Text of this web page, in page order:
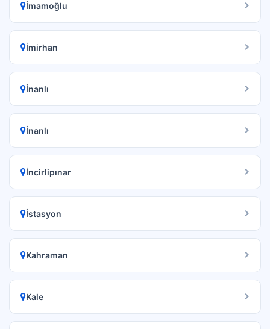
İmamoğlu
İmirhan
İnanlı
İnanlı
İncirlipınar
İstasyon
Kahraman
Kale